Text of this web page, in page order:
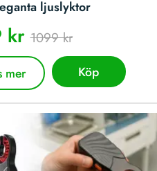
ljuslyktor
kr1099 kr
mer Köp